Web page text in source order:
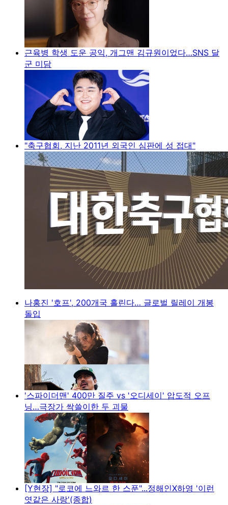
근육병 학생 도운 공익, 개그맨 김규원이었다…SNS 달
군 미담
"축구협회, 지난 2011년 외국인 심판에 성 접대"
나홍진 '호프', 200개국 홀린다… 글로벌 릴레이 개봉
돌입
'스파이더맨' 400만 질주 vs '오디세이' 압도적 오프
닝…극장가 싹쓸이한 두 괴물
[Y현장] "로코에 느와르 한 스푼"...정해인X하영 '이런
엿같은 사랑'(종합)